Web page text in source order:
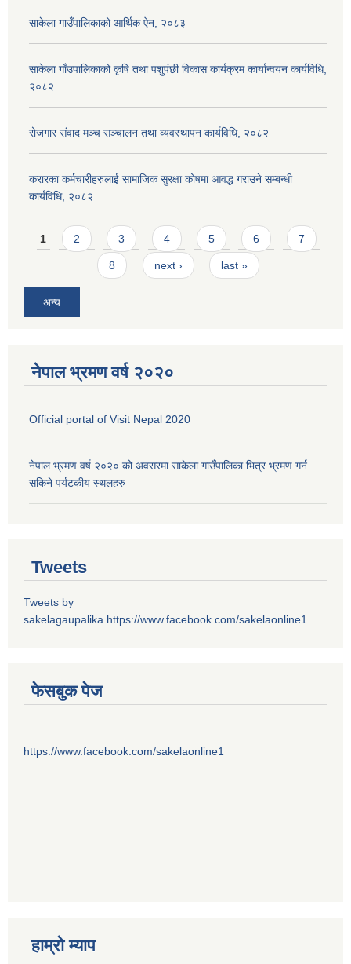
साकेला गाउँपालिकाको आर्थिक ऐन, २०८३
साकेला गाँउपालिकाको कृषि तथा पशुपंछी विकास कार्यक्रम कार्यान्वयन कार्यविधि,
२०८२
रोजगार संवाद मञ्च सञ्चालन तथा व्यवस्थापन कार्यविधि, २०८२
करारका कर्मचारीहरुलाई सामाजिक सुरक्षा कोषमा आवद्ध गराउने सम्बन्धी
कार्यविधि, २०८२
Pages
1 2 3 4 5 6 7
8 next › last »
अन्य
नेपाल भ्रमण वर्ष २०२०
Official portal of Visit Nepal 2020
नेपाल भ्रमण वर्ष २०२० को अवसरमा साकेला गाउँपालिका भित्र भ्रमण गर्न
सकिने पर्यटकीय स्थलहरु
Tweets
Tweets by
sakelagaupalika https://www.facebook.com/sakelaonline1
फेसबुक पेज
https://www.facebook.com/sakelaonline1
हाम्राे म्याप